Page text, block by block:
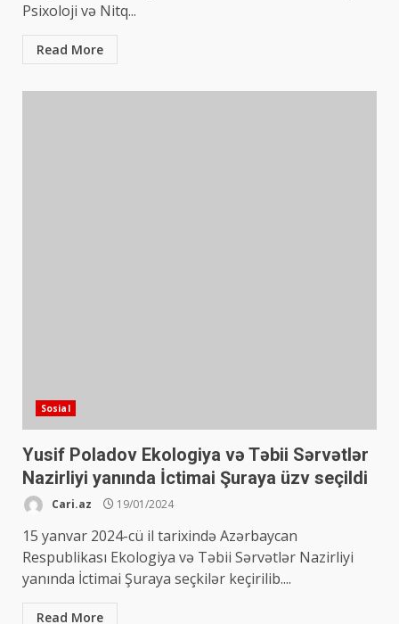
Psixoloji və Nitq...
Read More
Sosial
Yusif Poladov Ekologiya və Təbii Sərvətlər
Nazirliyi yanında İctimai Şuraya üzv seçildi
Cari.az 19/01/2024
15 yanvar 2024-cü il tarixində Azərbaycan
Respublikası Ekologiya və Təbii Sərvətlər Nazirliyi
yanında İctimai Şuraya seçkilər keçirilib....
Read More